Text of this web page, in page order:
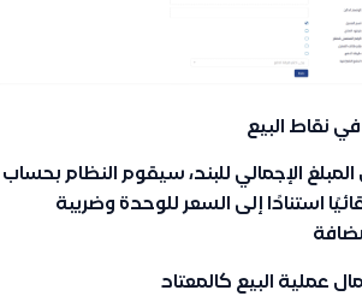
نقاط البيع
الإجمالي للبند، سيقوم النظام بحساب
استنادًا إلى السعر للوحدة وضريبة
عملية البيع كالمعتاد